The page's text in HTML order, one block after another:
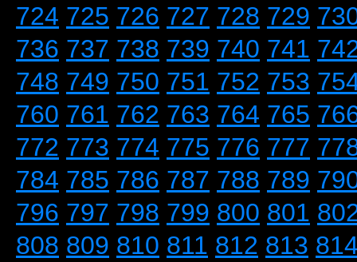
724 725 726 727 728 729
736 737 738 739 740 741
748 749 750 751 752 753
760 761 762 763 764 765
772 773 774 775 776 777
784 785 786 787 788 789
796 797 798 799 800 801
808 809 810 811 812 813